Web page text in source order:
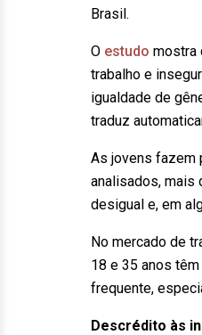
Brasil.
O estudo mostra
trabalho e
igualdade de
traduz
As jovens fazem
analisados, mais
desigual e, em
No mercado de
18 e 35 anos
frequente,
Descrédito às